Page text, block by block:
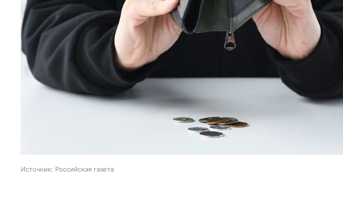
Источник: Российская газета